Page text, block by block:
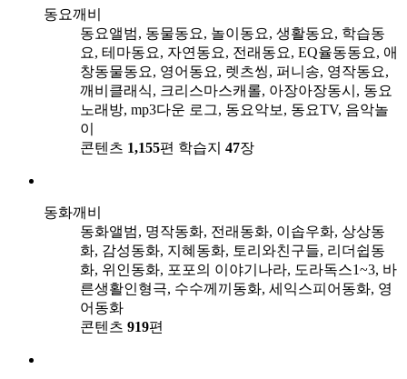
동요깨비
동요앨범, 동물동요, 놀이동요, 생활동요, 학습동
요, 테마동요, 자연동요, 전래동요, EQ율동동요, 애
창동물동요, 영어동요, 렛츠씽, 퍼니송, 영작동요,
깨비클래식, 크리스마스캐롤, 아장아장동시, 동요
노래방, mp3다운 로그, 동요악보, 동요TV, 음악놀
이
콘텐츠 1,155편 학습지 47장
동화깨비
동화앨범, 명작동화, 전래동화, 이솝우화, 상상동
화, 감성동화, 지혜동화, 토리와친구들, 리더쉽동
화, 위인동화, 포포의 이야기나라, 도라독스1~3, 바
른생활인형극, 수수께끼동화, 세익스피어동화, 영
어동화
콘텐츠 919편